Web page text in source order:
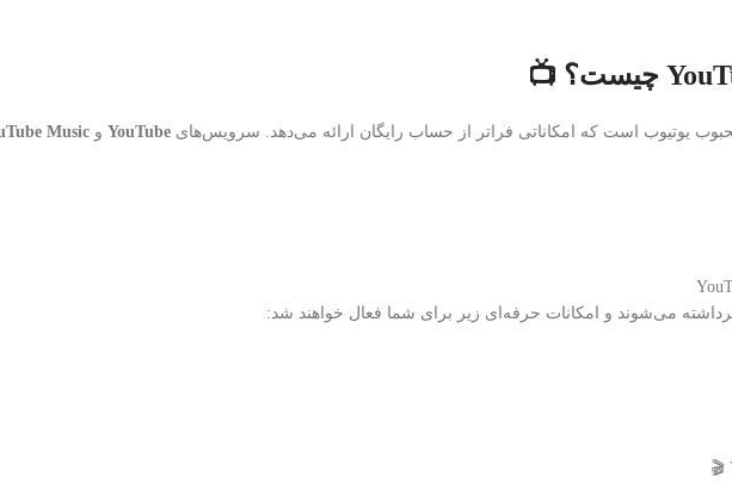
یوتیوب است که امکاناتی فراتر از حساب رایگان ارائه می‌دهد. سرویس‌های YouTube و Music
می‌شوند و امکانات حرفه‌ای زیر برای شما فعال خواهند شد: